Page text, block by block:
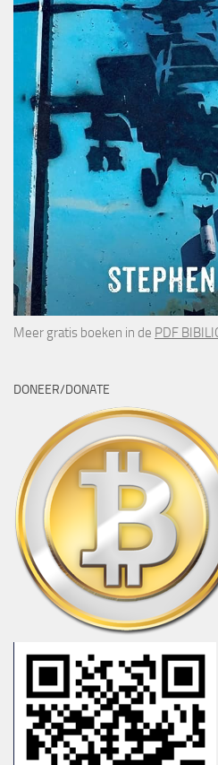
Meer gratis boeken in de PDF
DONEER/DONATE